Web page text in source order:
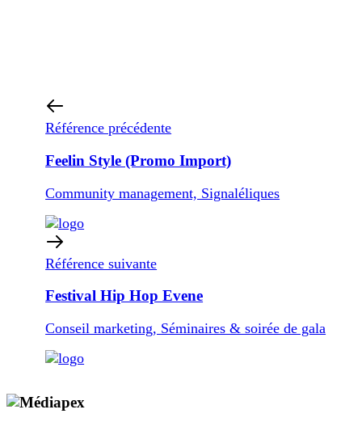
Référence précédente
Feelin Style (Promo Import)
Community management, Signaléliques
Référence suivante
Festival Hip Hop Evene
Conseil marketing, Séminaires & soirée de gala